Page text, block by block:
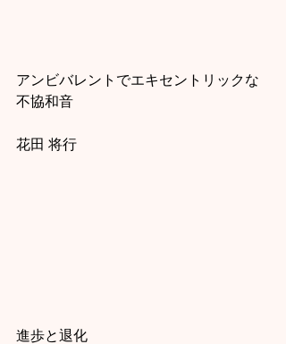
アンビバレントでエキセントリックな
不協和音
花田 将行
進歩と退化